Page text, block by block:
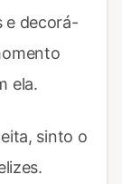
e decorá-
ela.
sinto o